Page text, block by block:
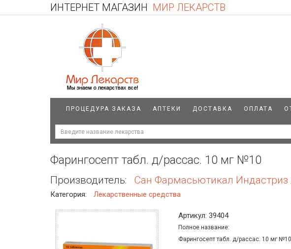
ИНТЕРНЕТ МАГАЗИН МИР ЛЕКАРСТВ
ПРОЦЕДУРА ЗАКАЗА АПТЕКИ ДОСТАВКА ОПЛАТА
Фарингосепт табл. д/рассас. 10 мг №10
Производитель: Сан Фармасьютикал Индастриз
Категория: Лекарственные средства
Артикул: 39404
Полное название:
Фарингосепт табл. д/рассас. 10 мг